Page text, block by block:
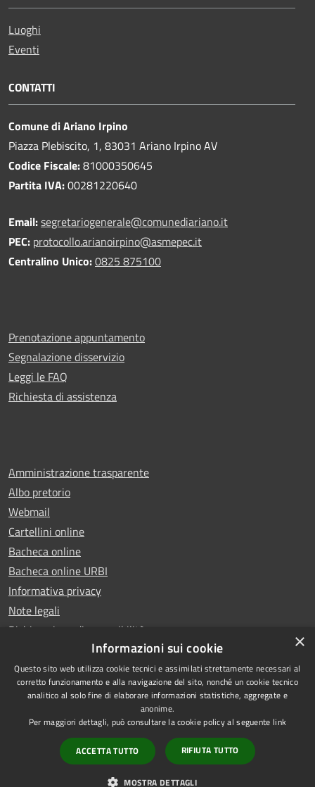
Luoghi
Eventi
CONTATTI
Comune di Ariano Irpino
Piazza Plebiscito, 1, 83031 Ariano Irpino AV
Codice Fiscale:81000350645
Partita IVA:00281220640
Email:segretariogenerale@comunediariano.it
PEC: protocollo.arianoirpino@asmepec.it
Centralino Unico:0825 875100
Prenotazione appuntamento
Segnalazione disservizio
Leggi le FAQ
Richiesta di assistenza
Amministrazione trasparente
Albo pretorio
Webmail
Cartellini online
Bacheca online
Bacheca online URBI
Informativa privacy
Note legali
Dichiarazione di accessibilità
RSS
Accessibilità
Copyright © 2025 Comune di
Ariano Irpino
Powered byMunicipium
Accesso redazione
×
Informazioni sui cookie
Questo sito web utilizza cookie tecnici e assimilati strettamente necessari al
corretto funzionamento e alla navigazione del sito, nonché un cookie tecnico
analitico al solo fine di elaborare informazioni statistiche, aggregate e
anonime.
Per maggiori dettagli, può consultare la cookie policy al seguente link
ACCETTA TUTTO RIFIUTA TUTTO
MOSTRA DETTAGLI